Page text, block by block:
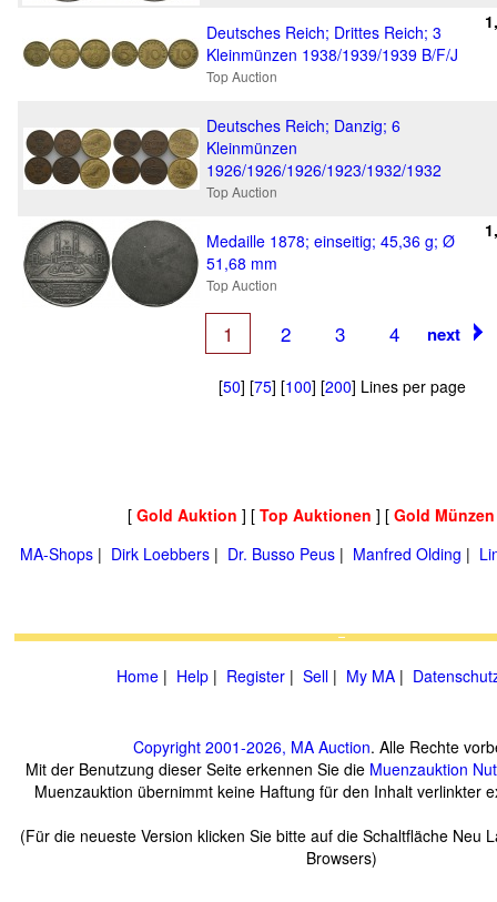
Deutsches Reich; Drittes Reich; 3
Kleinmünzen 1938/1939/1939 B/F/J
Top Auction
Deutsches Reich; Danzig; 6
Kleinmünzen
1926/1926/1926/1923/1932/1932
Top Auction
Medaille 1878; einseitig; 45,36 g; Ø
51,68 mm
Top Auction
1 2 3 4 next
[50] [75] [100] [200] Lines per page
[ Gold Auktion ] [ Top Auktionen ] [ Gold
MA-Shops | Dirk Loebbers | Dr. Busso Peus | Manfred Olding |
Home | Help | Register | Sell | My MA |
Copyright 2001-2026, MA Auction. Alle Rechte
Mit der Benutzung dieser Seite erkennen Sie die Muenzauktion
Muenzauktion übernimmt keine Haftung für den Inhalt verlinkter
(Für die neueste Version klicken Sie bitte auf die Schaltfläche Neu
Browsers)